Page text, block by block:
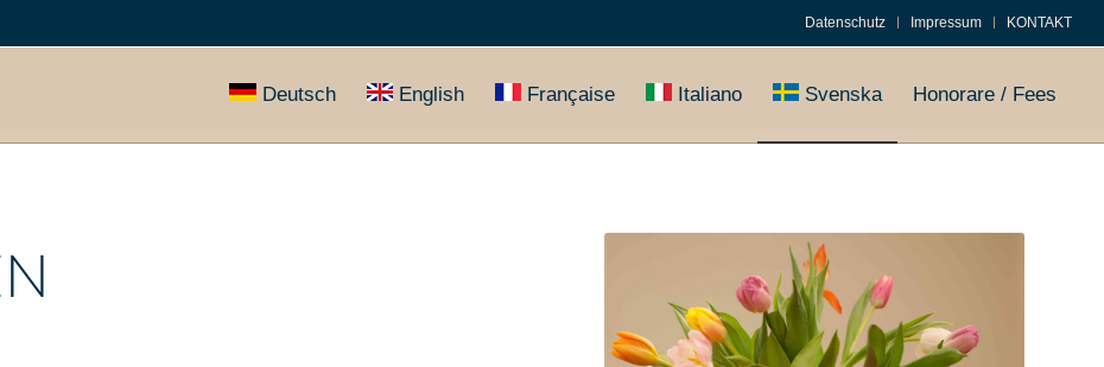
Datenschutz Impressum KONTAKT
Deutsch English Française Italiano Svenska Honorare / Fees